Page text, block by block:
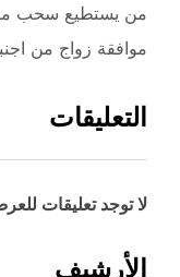
من يستطيع سحب
موافقة زواج من
التعليقات
لا توجد تعليقات
الأرشيف